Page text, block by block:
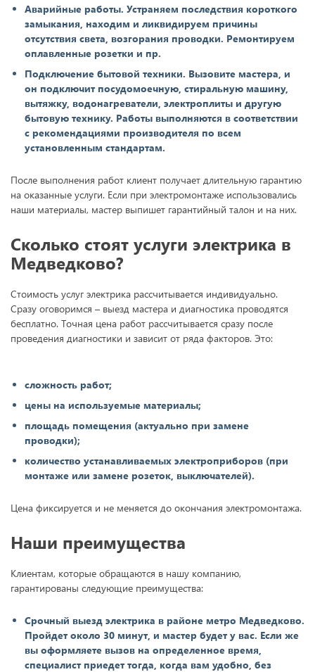
Аварийные работы. Устраняем последствия короткого
замыкания, находим и ликвидируем причины
отсутствия света, возгорания проводки. Ремонтируем
оплавленные розетки и пр.
Подключение бытовой техники. Вызовите мастера, и
он подключит посудомоечную, стиральную машину,
вытяжку, водонагреватели, электроплиты и другую
бытовую технику. Работы выполняются в соответствии
с рекомендациями производителя по всем
установленным стандартам.
После выполнения работ клиент получает длительную гарантию
на оказанные услуги. Если при электромонтаже использовались
наши материалы, мастер выпишет гарантийный талон и на них.
Сколько стоят услуги электрика в
Медведково?
Стоимость услуг электрика рассчитывается индивидуально.
Сразу оговоримся – выезд мастера и диагностика проводятся
бесплатно. Точная цена работ рассчитывается сразу после
проведения диагностики и зависит от ряда факторов. Это:
сложность работ;
цены на используемые материалы;
площадь помещения (актуально при замене
проводки);
количество устанавливаемых электроприборов (при
монтаже или замене розеток, выключателей).
Цена фиксируется и не меняется до окончания электромонтажа.
Наши преимущества
Клиентам, которые обращаются в нашу компанию,
гарантированы следующие преимущества:
Срочный выезд электрика в районе метро Медведково.
Пройдет около 30 минут, и мастер будет у вас. Если же
вы оформляете вызов на определенное время,
специалист приедет тогда, когда вам удобно, без